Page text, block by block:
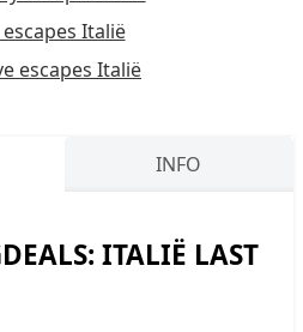
Italië
escapes Italië
INFO
ITALIË LAST